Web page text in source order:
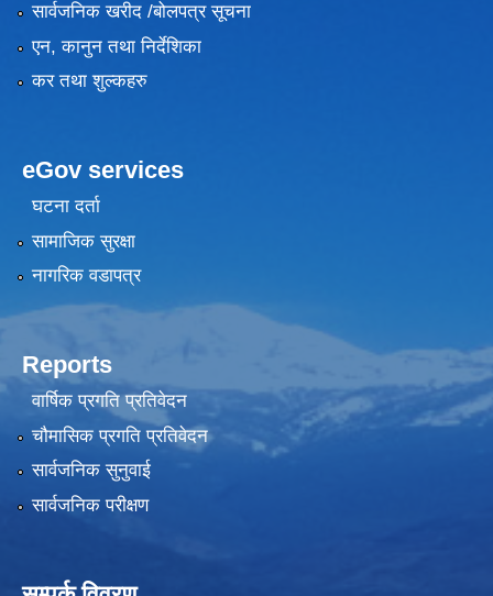
सार्वजनिक खरीद /बोलपत्र सूचना
एन, कानुन तथा निर्देशिका
कर तथा शुल्कहरु
eGov services
घटना दर्ता
सामाजिक सुरक्षा
नागरिक वडापत्र
Reports
वार्षिक प्रगति प्रतिवेदन
चौमासिक प्रगति प्रतिवेदन
सार्वजनिक सुनुवाई
सार्वजनिक परीक्षण